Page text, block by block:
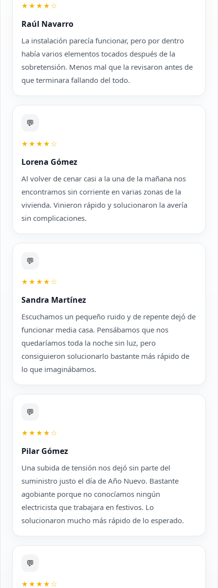
★★★★☆
Raúl Navarro
La instalación parecía funcionar, pero por dentro
había varios elementos tocados después de la
sobretensión. Menos mal que la revisaron antes de
que terminara fallando del todo.
💬
★★★★☆
Lorena Gómez
Al volver de cenar casi a la una de la mañana nos
encontramos sin corriente en varias zonas de la
vivienda. Vinieron rápido y solucionaron la avería
sin complicaciones.
💬
★★★★☆
Sandra Martínez
Escuchamos un pequeño ruido y de repente dejó de
funcionar media casa. Pensábamos que nos
quedaríamos toda la noche sin luz, pero
consiguieron solucionarlo bastante más rápido de
lo que imaginábamos.
💬
★★★★☆
Pilar Gómez
Una subida de tensión nos dejó sin parte del
suministro justo el día de Año Nuevo. Bastante
agobiante porque no conocíamos ningún
electricista que trabajara en festivos. Lo
solucionaron mucho más rápido de lo esperado.
💬
★★★★☆